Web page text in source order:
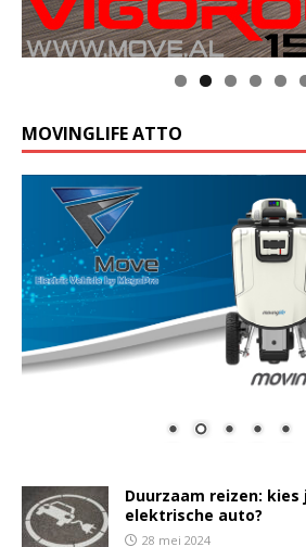
MOVINGLIFE ATTO
Duurzaam reizen:
elektrische auto?
28 mei 2024